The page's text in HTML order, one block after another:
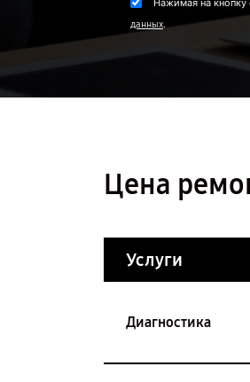
Нажимая на кнопку
данных.
Цена
Услуги
Диагностика